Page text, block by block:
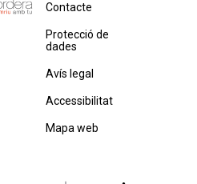
Contacte
Protecció de
dades
Avís legal
Accessibilitat
Mapa web